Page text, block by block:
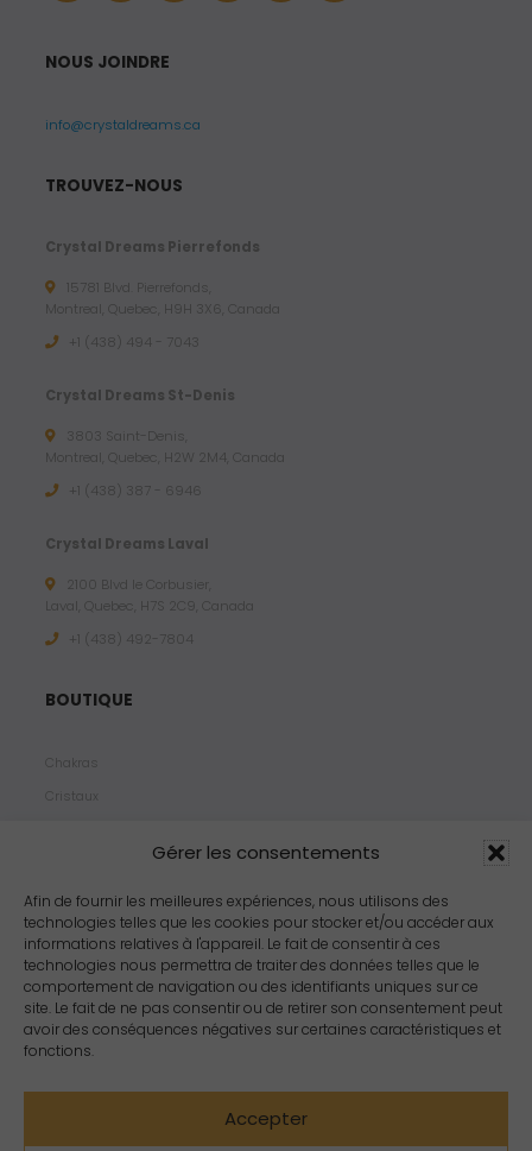
Gérer les consentements
Afin de fournir les meilleures expériences, nous utilisons des
technologies telles que les cookies pour stocker et/ou accéder aux
informations relatives à l'appareil. Le fait de consentir à ces
technologies nous permettra de traiter des données telles que le
comportement de navigation ou des identifiants uniques sur ce
site. Le fait de ne pas consentir ou de retirer son consentement peut
avoir des conséquences négatives sur certaines caractéristiques et
fonctions.
Accepter
NOUS JOINDRE
info@crystaldreams.ca
TROUVEZ-NOUS
Crystal Dreams Pierrefonds
15781 Blvd. Pierrefonds,
Montreal, Quebec, H9H 3X6, Canada
+1 (438) 494 - 7043
Crystal Dreams St-Denis
3803 Saint-Denis,
Montreal, Quebec, H2W 2M4, Canada
+1 (438) 387 - 6946
Crystal Dreams Laval
2100 Blvd le Corbusier,
Laval, Quebec, H7S 2C9, Canada
+1 ‪(438) 492-7804‬
BOUTIQUE
Chakras
Cristaux
Propriétés
Arômes
Zodiacs